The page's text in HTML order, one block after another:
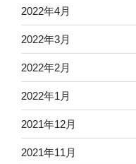
2022年4月
2022年3月
2022年2月
2022年1月
2021年12月
2021年11月